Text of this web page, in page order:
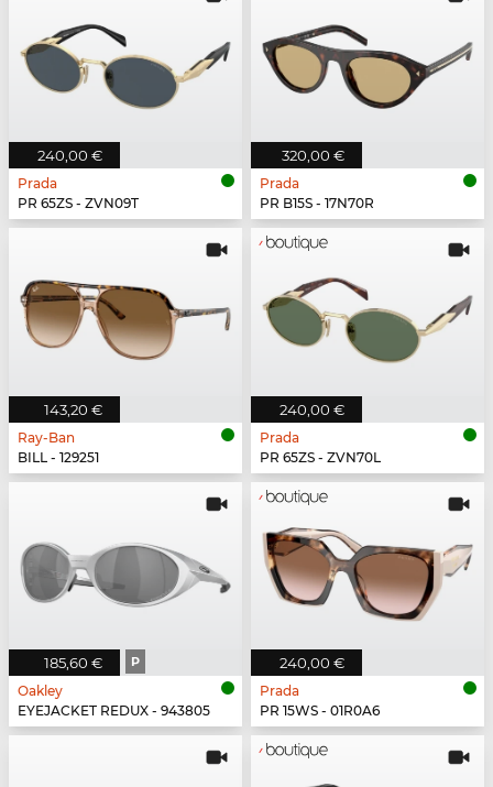
240,00 €
Prada
PR 65ZS - ZVN09T
320,00 €
Prada
PR B15S - 17N70R
143,20 €
Ray-Ban
BILL - 129251
240,00 €
Prada
PR 65ZS - ZVN70L
185,60 € P
Oakley
EYEJACKET REDUX - 943805
240,00 €
Prada
PR 15WS - 01R0A6